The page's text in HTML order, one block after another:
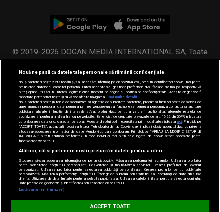
© 2019-2026 DOGAN MEDIA INTERNATIONAL SA, Toate
drepturile rezervate.
Nouă ne pasă ca datele tale personale să rămână confidențiale
Noi și partenerii noștri589stocăm și/sau accesăm informații pe dispozitivul dvs., precum identificatorii cookie unici pentru
prelucrarea datelor cu caracter personal. Puteți accepta sau gestiona preferințele dvs. făcând clic mai jos, respectiv vă
puteți opune utilizării unui interes legitim în orice moment pe pagina cu politica de confidențialitate. Aceste alegeri vor fi
raportate partenerilor noștri și nu vă vor afecta navigarea.
Mai multe detalii
Noi si partenerii nostri (retelele de socializare si agentiile de publicitate partenere, precum si furnizorii nostri de servicii de
date analitice) prelucram date pentru a permite website-ului sa functioneze, pentru a personaliza continutul si anunturile
publicitare afisate in functie de interesele si/sau profilul dvs., pentru a va oferi functionalitati aferente retelelor de
socializare si pentru a analiza traficul pe website. Beneficiati de drepturile prevazute de art. 15-22 din GDPR in legatura
cu prelucrarea datelor cu caracter personal. Aceste drepturi pot fi exercitate prin modalitatea indicataaici . Prin click pe
“ACCEPT TOATE”, acceptati folosirea tuturor Tehnologiilor de tip Cookie, care implica inclusiv acceptul dvs. cu privire la
stocarea/accesarea informatiilor de catre Vendor-ii cu care colaboram. Prin click pe “VREAU SA MODIFIC SETARILE
INDIVIDUAL” puteti schimba preferintele in mod individual, mai putin cele legate de cookie strict necesare pentru
functionarea website-ului.
Atât noi, cât și partenerii noștri prelucrăm datele pentru a oferi:
Stocarea și/sau accesarea informațiilor de pe un dispozitiv. Măsurarea performanței reclamelor. Utilizarea profilurilor
pentru selectarea conținutului personalizat. Dezvoltarea și îmbunătățirea serviciilor. Crearea profilurilor de conținut
personalizat. Utilizarea profilurilor pentru selectarea publicității personalizate. Crearea profilurilor pentru publicitate
personalizată. Măsurarea performanței conținutului. Înțelegerea publicului prin statistici sau combinații de date din surse
diferite. Utilizarea de date limitate pentru a selecta publicitatea. Utilizarea datelor limitate pentru a selecta conținutul.
Date precise de geolocație și identificarea prin scanarea dispozitivului.
Listă parteneri (furnizori)
ACCEPT TOATE